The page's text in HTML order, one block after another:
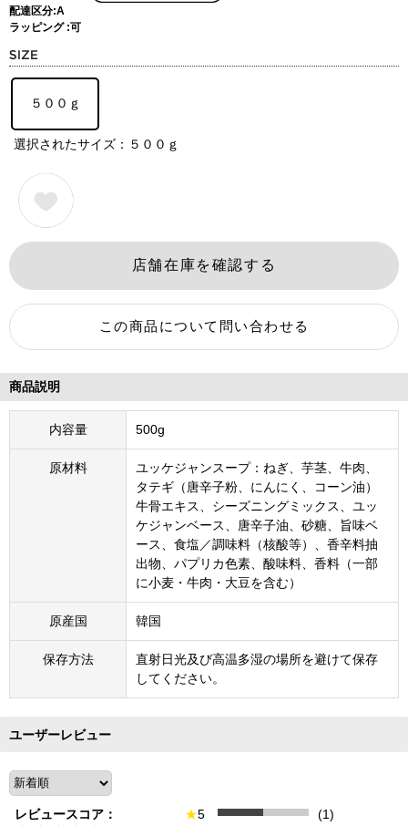
配達区分:A
ラッピング :可
５００ｇ
選択されたサイズ：５００ｇ
商品説明
内容量 500g
原材料
ユッケジャンスープ：ねぎ、芋茎、牛肉、
タテギ（唐辛子粉、にんにく、コーン油）
牛骨エキス、シーズニングミックス、ユッ
ケジャンベース、唐辛子油、砂糖、旨味ベ
ース、食塩／調味料（核酸等）、香辛料抽
出物、パプリカ色素、酸味料、香料（一部
に小麦・牛肉・大豆を含む）
原産国 韓国
保存方法
直射日光及び高温多湿の場所を避けて保存
してください。
ユーザーレビュー
レビュースコア： ★5 (1)